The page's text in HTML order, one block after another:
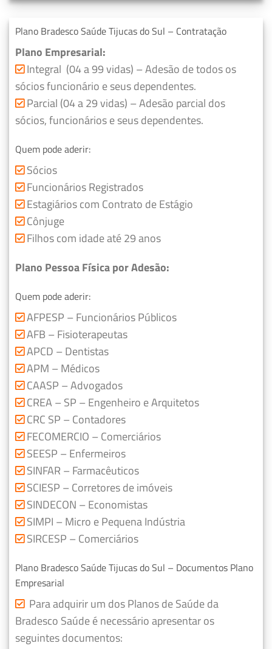
Plano Bradesco Saúde Tijucas do Sul – Contratação
Plano Empresarial:
Integral (04 a 99 vidas) – Adesão de todos os
sócios funcionário e seus dependentes.
Parcial (04 a 29 vidas) – Adesão parcial dos
sócios, funcionários e seus dependentes.
Quem pode aderir:
Sócios
Funcionários Registrados
Estagiários com Contrato de Estágio
Cônjuge
Filhos com idade até 29 anos
Plano Pessoa Física por Adesão:
Quem pode aderir:
AFPESP – Funcionários Públicos
AFB – Fisioterapeutas
APCD – Dentistas
APM – Médicos
CAASP – Advogados
CREA – SP – Engenheiro e Arquitetos
CRC SP – Contadores
FECOMERCIO – Comerciários
SEESP – Enfermeiros
SINFAR – Farmacêuticos
SCIESP – Corretores de imóveis
SINDECON – Economistas
SIMPI – Micro e Pequena Indústria
SIRCESP – Comerciários
Plano Bradesco Saúde Tijucas do Sul – Documentos Plano
Empresarial
Para adquirir um dos Planos de Saúde da
Bradesco Saúde é necessário apresentar os
seguintes documentos: